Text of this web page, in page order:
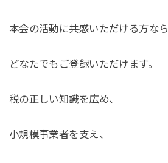
本会の活動に共感いただける方なら
どなたでもご登録いただけます。
税の正しい知識を広め、
小規模事業者を支え、